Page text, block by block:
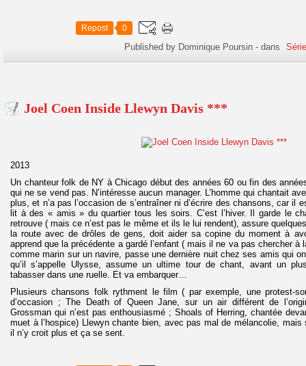
Repost 0
Published by Dominique Poursin -dans Série
Joel Coen Inside Llewyn Davis ***
2013
Un chanteur folk de NY à Chicago début des années 60 ou fin des
qui ne se vend pas. N’intéresse aucun manager. L’homme qui chantait
plus, et n’a pas l’occasion de s’entraîner ni d’écrire des chansons, car il
lit à des « amis » du quartier tous les soirs. C’est l’hiver. Il garde le
retrouve ( mais ce n’est pas le même et ils le lui rendent), assure
la route avec de drôles de gens, doit aider sa copine du moment à
apprend que la précédente a gardé l’enfant ( mais il ne va pas chercher à
comme marin sur un navire, passe une dernière nuit chez ses amis qui
qu’il s’appelle Ulysse, assume un ultime tour de chant, avant un
tabasser dans une ruelle. Et va embarquer…
Plusieurs chansons folk rythment le film ( par exemple, une protest-
d’occasion ; The Death of Queen Jane, sur un air différent de
Grossman qui n’est pas enthousiasmé ; Shoals of Herring, chantée
muet à l’hospice) Llewyn chante bien, avec pas mal de mélancolie,
il n’y croit plus et ça se sent.